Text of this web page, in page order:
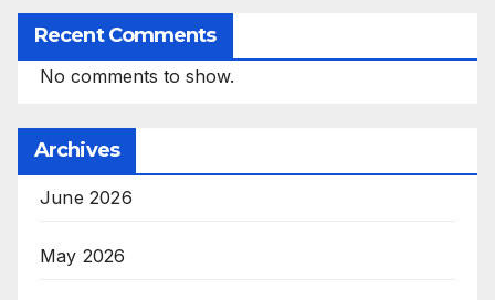
Recent Comments
No comments to show.
Archives
June 2026
May 2026